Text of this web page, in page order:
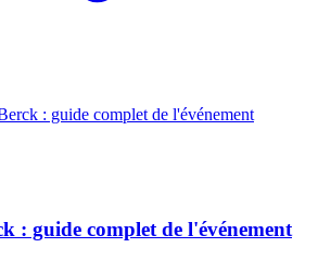
: guide complet de l'événement